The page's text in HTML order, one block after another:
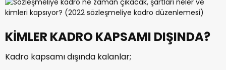
KİMLER KADRO KAPSAMI DIŞINDA?
Kadro kapsamı dışında kalanlar;